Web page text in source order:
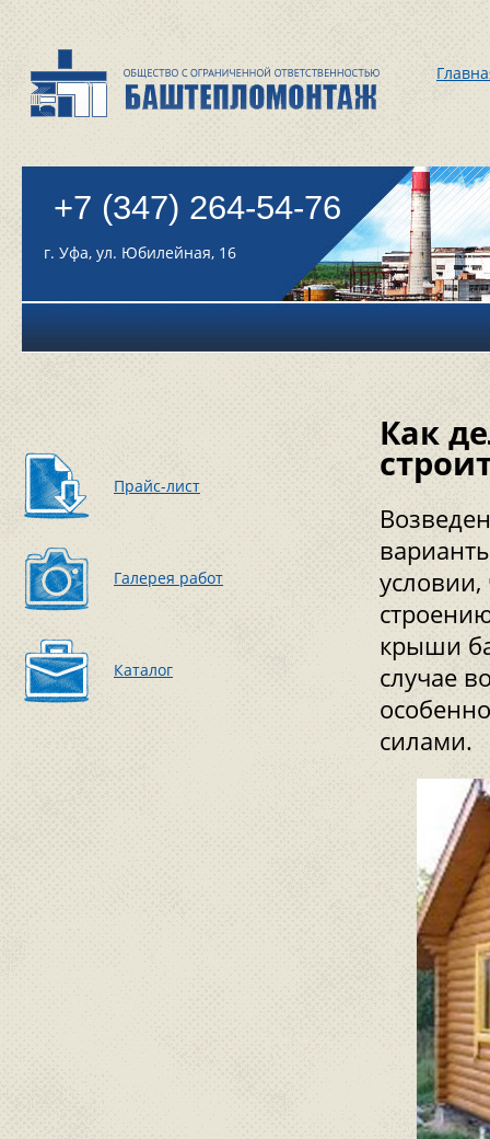
+7 (347) 264-54-76
г. Уфа, ул. Юбилейная, 16
Прайс-лист
Галерея работ
Каталог
Как
условии,
крыши
случае
силами.